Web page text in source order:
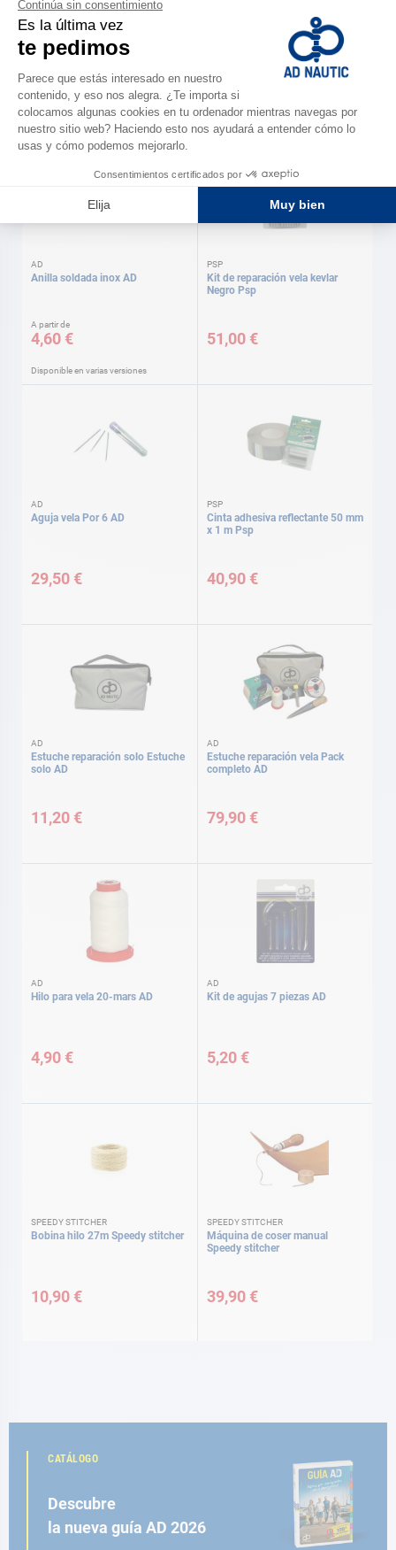
Rempujo de cuero
A partir de
10,30 €
Disponible en varias versiones
Triángulo para puño de escota
A partir de
11,50 €
Disponible en varias versiones
AD
Anilla soldada inox AD
A partir de
4,60 €
Disponible en varias versiones
PSP
Kit de reparación vela kevlar
Negro Psp
51,00 €
AD
Aguja vela Por 6 AD
29,50 €
PSP
Cinta adhesiva reflectante 50 mm
x 1 m Psp
40,90 €
AD
Estuche reparación solo Estuche
solo AD
11,20 €
AD
Estuche reparación vela Pack
completo AD
79,90 €
AD
Hilo para vela 20-mars AD
4,90 €
AD
Kit de agujas 7 piezas AD
5,20 €
SPEEDY STITCHER
Bobina hilo 27m Speedy stitcher
10,90 €
SPEEDY STITCHER
Máquina de coser manual
Speedy stitcher
39,90 €
CATÁLOGO
Descubre
la nueva guía AD 2026